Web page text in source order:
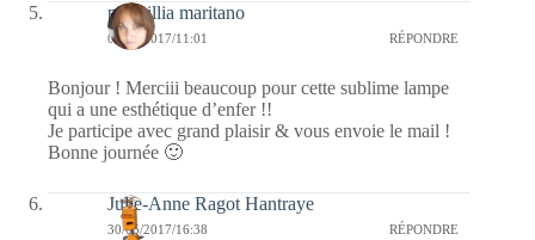
prescillia maritano
04/06/2017/11:01 RÉPONDRE
Bonjour ! Merciii beaucoup pour cette sublime lampe
qui a une esthétique d’enfer !!
Je participe avec grand plaisir & vous envoie le mail !
Bonne journée 🙂
Julie-Anne Ragot Hantraye
30/05/2017/16:38 RÉPONDRE